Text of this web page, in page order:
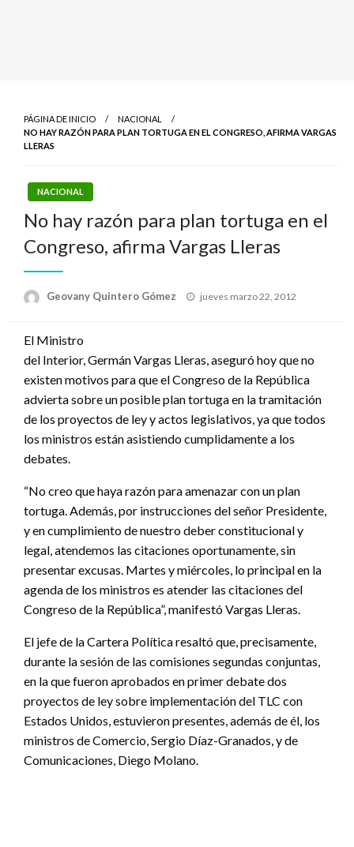
PÁGINA DE INICIO
NACIONAL
NO HAY RAZÓN PARA PLAN TORTUGA EN EL CONGRESO, AFIRMA VARGAS
LLERAS
NACIONAL
No hay razón para plan tortuga en el
Congreso, afirma Vargas Lleras
Geovany Quintero Gómez
Publicado
jueves marzo 22, 2012
El Ministro
del Interior, Germán Vargas Lleras, aseguró hoy que no
existen motivos para que el Congreso de la República
advierta sobre un posible plan tortuga en la tramitación
de los proyectos de ley y actos legislativos, ya que todos
los ministros están asistiendo cumplidamente a los
debates.
“No creo que haya razón para amenazar con un plan
tortuga. Además, por instrucciones del señor Presidente,
y en cumplimiento de nuestro deber constitucional y
legal, atendemos las citaciones oportunamente, sin
presentar excusas. Martes y miércoles, lo principal en la
agenda de los ministros es atender las citaciones del
Congreso de la República”, manifestó Vargas Lleras.
El jefe de la Cartera Política resaltó que, precisamente,
durante la sesión de las comisiones segundas conjuntas,
en la que fueron aprobados en primer debate dos
proyectos de ley sobre implementación del TLC con
Estados Unidos, estuvieron presentes, además de él, los
ministros de Comercio, Sergio Díaz-Granados, y de
Comunicaciones, Diego Molano.